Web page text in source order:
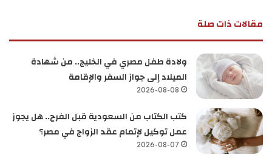
مقالات ذات صلة
ولادة طفل مصري في الخليج.. من شهادة
الميلاد إلى جواز السفر والإقامة
2026-08-08
كتب الكتاب من السعودية قبل الفرح.. هل يجوز
عمل توكيل لإتمام عقد الزواج في مصر؟
2026-08-07